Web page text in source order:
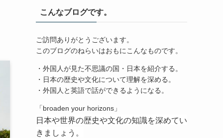
こんなブログです。
ご訪問ありがとうございます。
このブログのねらいはおもにこんなものです。
・外国人が見た不思議の国・日本を紹介する。
・日本の歴史や文化について理解を深める。
・外国人と英語で話ができるようになる。
「broaden your horizons」
日本や世界の歴史や文化の知識を深めてい
きましょう。